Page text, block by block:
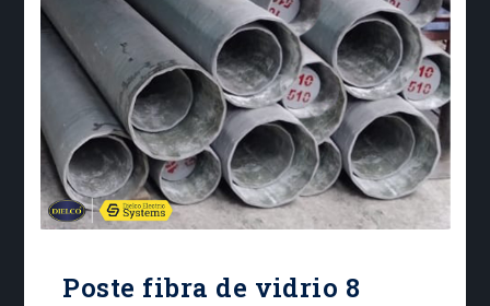
20.0mm/m PESO APROXIMADO:
56Kg NUMERO DE TRAMOS: 2
Poste fibra de vidrio 8